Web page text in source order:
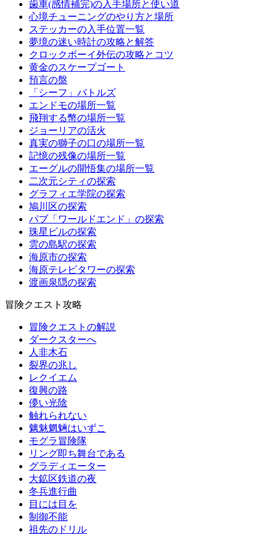
歯車(感情補完)の入手場所と使い道
心境チューニングのやり方と場所
ステッカーの入手位置一覧
夢境の迷い時計の攻略と解答
クロックボーイ外伝の攻略とコツ
黄金のスケープゴート
預言の盤
「シーフ」バトルズ
エンドモの場所一覧
飛翔する幣の場所一覧
ジョーリアの活火
真実の獅子の口の場所一覧
記憶の残像の場所一覧
エーグルの開悟集の場所一覧
二次元シティの探索
グラフィエ学院の探索
鳩川区の探索
パブ「ワールドエンド」の探索
珠星ビルの探索
雲の島駅の探索
海原市の探索
海原テレビタワーの探索
渡画泉隠の探索
冒険クエスト攻略
冒険クエストの解説
ダークスターへ
人非木石
裂界の兆し
レクイエム
復興の路
儚い光陰
触れられない
魑魅魍魎はいずこ
モグラ冒険隊
リング即ち舞台である
グラディエーター
大鉱区鉄道の夜
冬兵進行曲
目には目を
制御不能
祖先のドリル